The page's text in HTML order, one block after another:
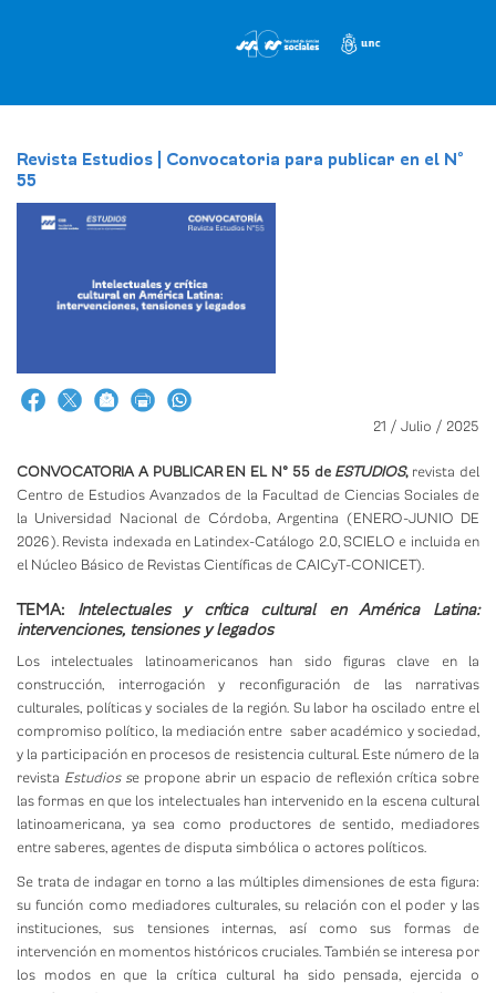
Revista Estudios | Convocatoria para publicar en el N°
55
21 / Julio / 2025
CONVOCATORIA A PUBLICAR EN EL N° 55 de ESTUDIOS, revista del
Centro de Estudios Avanzados de la Facultad de Ciencias Sociales de
la Universidad Nacional de Córdoba, Argentina (ENERO-JUNIO DE
2026). Revista indexada en Latindex-Catálogo 2.0, SCIELO e incluida en
el Núcleo Básico de Revistas Científicas de CAICyT-CONICET).
TEMA: Intelectuales y crítica cultural en América Latina:
intervenciones, tensiones y legados
Los intelectuales latinoamericanos han sido figuras clave en la
construcción, interrogación y reconfiguración de las narrativas
culturales, políticas y sociales de la región. Su labor ha oscilado entre el
compromiso político, la mediación entre saber académico y sociedad,
y la participación en procesos de resistencia cultural. Este número de la
revista Estudios se propone abrir un espacio de reflexión crítica sobre
las formas en que los intelectuales han intervenido en la escena cultural
latinoamericana, ya sea como productores de sentido, mediadores
entre saberes, agentes de disputa simbólica o actores políticos.
Se trata de indagar en torno a las múltiples dimensiones de esta figura:
su función como mediadores culturales, su relación con el poder y las
instituciones, sus tensiones internas, así como sus formas de
intervención en momentos históricos cruciales. También se interesa por
los modos en que la crítica cultural ha sido pensada, ejercida o